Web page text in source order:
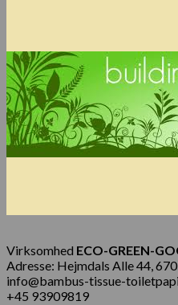
Virksomhed ECO-GREEN-
Adresse: Hejmdals Alle 44,
info@bambus-tissue-
+45 93909819